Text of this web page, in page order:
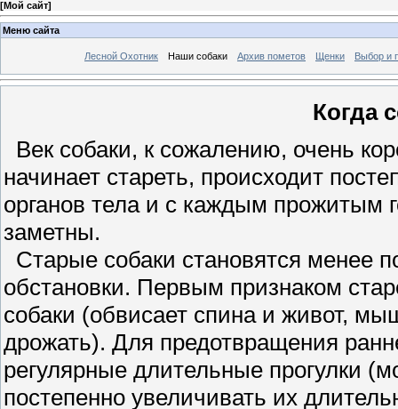
[Мой сайт]
Меню сайта
Лесной Охотник Наши собаки Архив пометов Щенки Выбор и
Когда
Век собаки, к сожалению, очень
начинает стареть, происходит
органов тела и с каждым прожитым
заметны.
Старые собаки становятся менее
обстановки. Первым признаком
собаки (обвисает спина и живот,
дрожать). Для предотвращения
регулярные длительные прогулки
постепенно увеличивать их